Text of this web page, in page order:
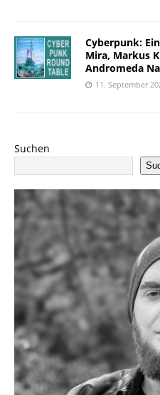
Cyberpunk:
Mira, Markus
Andromeda
11. September
Suchen